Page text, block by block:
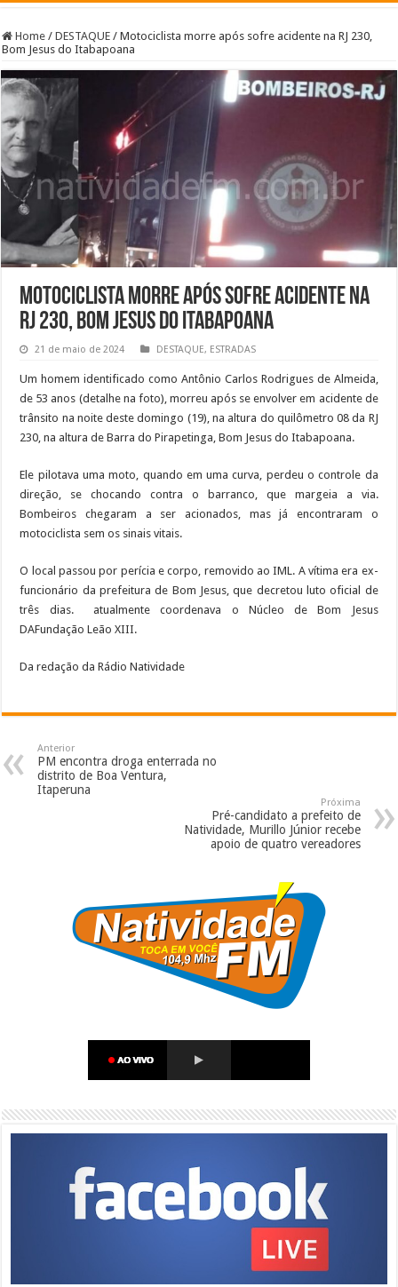
Home / DESTAQUE / Motociclista morre após sofre acidente na RJ 230,
Bom Jesus do Itabapoana
Motociclista morre após sofre acidente na
RJ 230, Bom Jesus do Itabapoana
21 de maio de 2024 DESTAQUE, ESTRADAS
Um homem identificado como Antônio Carlos Rodrigues de Almeida,
de 53 anos (detalhe na foto), morreu após se envolver em acidente de
trânsito na noite deste domingo (19), na altura do quilômetro 08 da RJ
230, na altura de Barra do Pirapetinga, Bom Jesus do Itabapoana.
Ele pilotava uma moto, quando em uma curva, perdeu o controle da
direção, se chocando contra o barranco, que margeia a via.
Bombeiros chegaram a ser acionados, mas já encontraram o
motociclista sem os sinais vitais.
O local passou por perícia e corpo, removido ao IML. A vítima era ex-
funcionário da prefeitura de Bom Jesus, que decretou luto oficial de
três dias. atualmente coordenava o Núcleo de Bom Jesus
DAFundação Leão XIII.
Da redação da Rádio Natividade
Anterior
PM encontra droga enterrada no
distrito de Boa Ventura,
Itaperuna
Próxima
Pré-candidato a prefeito de
Natividade, Murillo Júnior recebe
apoio de quatro vereadores